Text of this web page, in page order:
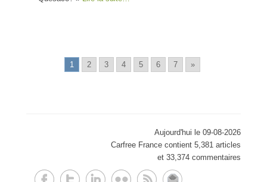
1 2 3 4 5 6 7 »
Aujourd'hui le 09-08-2026
Carfree France contient 5,381 articles
et 33,374 commentaires